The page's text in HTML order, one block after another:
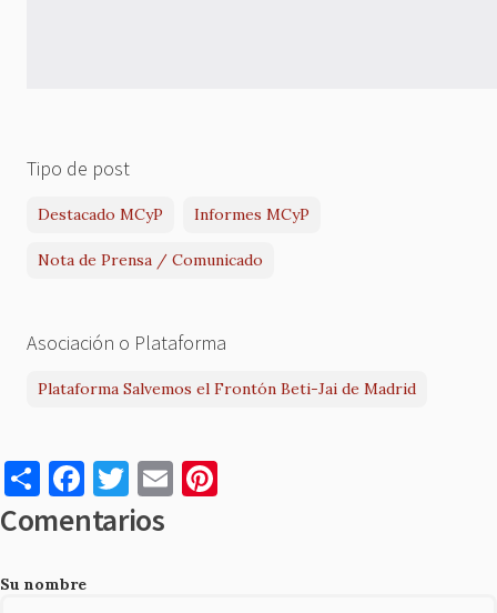
Tipo de post
Destacado MCyP Informes MCyP
Nota de Prensa / Comunicado
Asociación o Plataforma
Plataforma Salvemos el Frontón Beti-Jai de Madrid
S
h
ar
e
F
a
c
e
T
w
it
E
m
Comentarios
Su nombre